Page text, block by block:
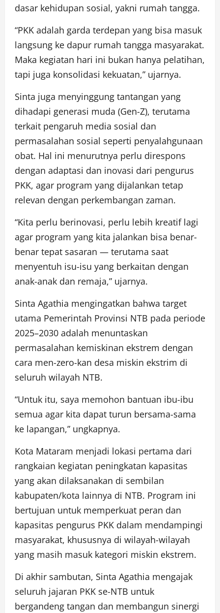
dasar kehidupan sosial, yakni rumah tangga.
“PKK adalah garda terdepan yang bisa masuk
langsung ke dapur rumah tangga masyarakat.
Maka kegiatan hari ini bukan hanya pelatihan,
tapi juga konsolidasi kekuatan,” ujarnya.
Sinta juga menyinggung tantangan yang
dihadapi generasi muda (Gen-Z), terutama
terkait pengaruh media sosial dan
permasalahan sosial seperti penyalahgunaan
obat. Hal ini menurutnya perlu direspons
dengan adaptasi dan inovasi dari pengurus
PKK, agar program yang dijalankan tetap
relevan dengan perkembangan zaman.
“Kita perlu berinovasi, perlu lebih kreatif lagi
agar program yang kita jalankan bisa benar-
benar tepat sasaran — terutama saat
menyentuh isu-isu yang berkaitan dengan
anak-anak dan remaja,” ujarnya.
Sinta Agathia mengingatkan bahwa target
utama Pemerintah Provinsi NTB pada periode
2025–2030 adalah menuntaskan
permasalahan kemiskinan ekstrem dengan
cara men-zero-kan desa miskin ekstrim di
seluruh wilayah NTB.
“Untuk itu, saya memohon bantuan ibu-ibu
semua agar kita dapat turun bersama-sama
ke lapangan,” ungkapnya.
Kota Mataram menjadi lokasi pertama dari
rangkaian kegiatan peningkatan kapasitas
yang akan dilaksanakan di sembilan
kabupaten/kota lainnya di NTB. Program ini
bertujuan untuk memperkuat peran dan
kapasitas pengurus PKK dalam mendampingi
masyarakat, khususnya di wilayah-wilayah
yang masih masuk kategori miskin ekstrem.
Di akhir sambutan, Sinta Agathia mengajak
seluruh jajaran PKK se-NTB untuk
bergandeng tangan dan membangun sinergi